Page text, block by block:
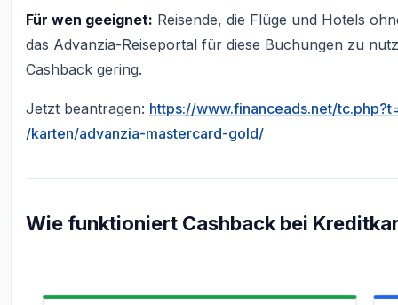
Für wen geeignet: Reisende, die Flüge und Hotels
das Advanzia-Reiseportal für diese Buchungen zu
Cashback gering.
Jetzt beantragen: https://www.financeads.net/
/karten/advanzia-mastercard-gold/
Wie funktioniert Cashback bei